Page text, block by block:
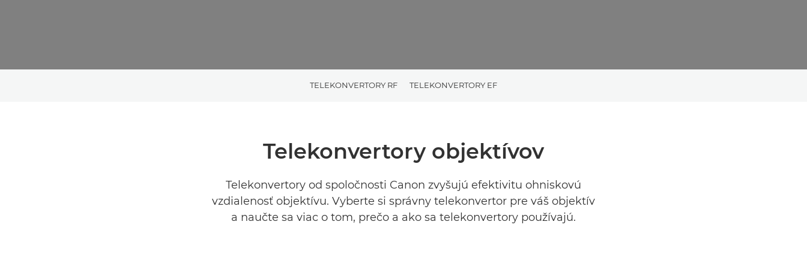
TELEKONVERTORY RF TELEKONVERTORY EF
Telekonvertory objektívov
Telekonvertory od spoločnosti Canon zvyšujú efektivitu ohniskovú
vzdialenosť objektívu. Vyberte si správny telekonvertor pre váš objektív
a naučte sa viac o tom, prečo a ako sa telekonvertory používajú.